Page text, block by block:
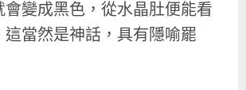
變成黑色，從水晶肚便能看
當然是神話，具有隱喻罷